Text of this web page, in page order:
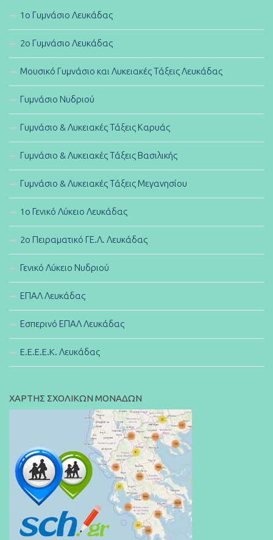
1ο Γυμνάσιο Λευκάδας
2ο Γυμνάσιο Λευκάδας
Μουσικό Γυμνάσιο και Λυκειακές Τάξεις Λευκάδας
Γυμνάσιο Νυδριού
Γυμνάσιο & Λυκειακές Τάξεις Καρυάς
Γυμνάσιο & Λυκειακές Τάξεις Βασιλικής
Γυμνάσιο & Λυκειακές Τάξεις Μεγανησίου
1ο Γενικό Λύκειο Λευκάδας
2ο Πειραματικό ΓΕ.Λ. Λευκάδας
Γενικό Λύκειο Νυδριού
ΕΠΑΛ Λευκάδας
Εσπερινό ΕΠΑΛ Λευκάδας
E.E.E.E.K. Λευκάδας
ΧΑΡΤΗΣ ΣΧΟΛΙΚΩΝ ΜΟΝΑΔΩΝ